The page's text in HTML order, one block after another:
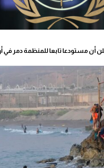
أن مستودعا تابعا للمنظمة دمر في